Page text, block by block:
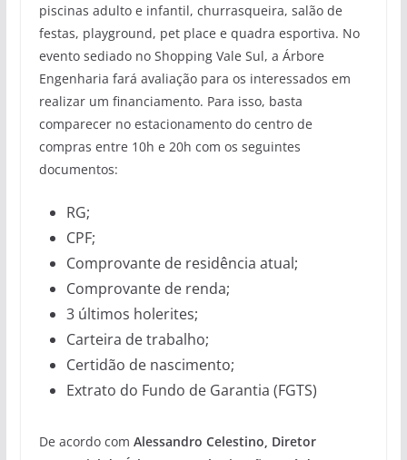
piscinas adulto e infantil, churrasqueira, salão de
festas, playground, pet place e quadra esportiva. No
evento sediado no Shopping Vale Sul, a Árbore
Engenharia fará avaliação para os interessados em
realizar um financiamento. Para isso, basta
comparecer no estacionamento do centro de
compras entre 10h e 20h com os seguintes
documentos:
RG;
CPF;
Comprovante de residência atual;
Comprovante de renda;
3 últimos holerites;
Carteira de trabalho;
Certidão de nascimento;
Extrato do Fundo de Garantia (FGTS)
De acordo com Alessandro Celestino, Diretor